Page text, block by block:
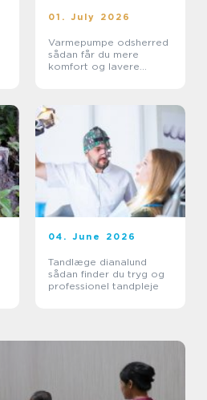
01. July 2026
Varmepumpe odsherred
sådan får du mere
komfort og lavere
04. June 2026
Tandlæge dianalund
sådan finder du tryg og
professionel tandpleje